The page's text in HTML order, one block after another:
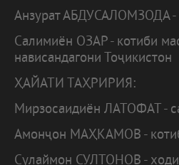
Анзурат АБДУСАЛОМЗОДА -
Салимиён ОЗАР - котиби
нависандагони Тоҷикистон
ҲАЙАТИ ТАҲРИРИЯ:
Мирзосаидиён ЛАТОФАТ -
Амонҷон МАҲКАМОВ -
Сулаймон СУЛТОНОВ -